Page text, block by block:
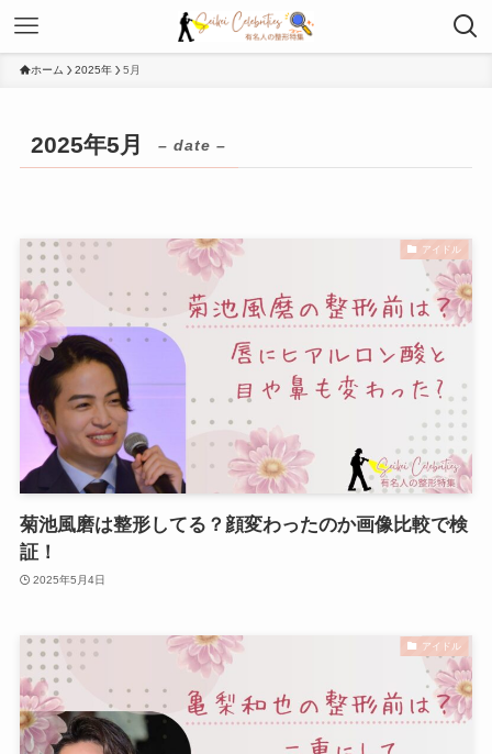
ホーム 2025年 5月
2025年5月 – date –
アイドル
菊池風磨は整形してる？顔変わったのか画像比較で検
証！
2025年5月4日
アイドル